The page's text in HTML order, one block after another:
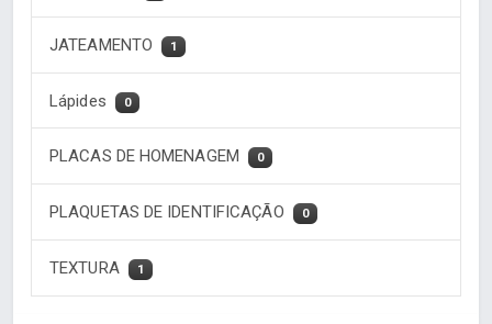
JATEAMENTO 1
Lápides 0
PLACAS DE HOMENAGEM 0
PLAQUETAS DE IDENTIFICAÇÃO 0
TEXTURA 1